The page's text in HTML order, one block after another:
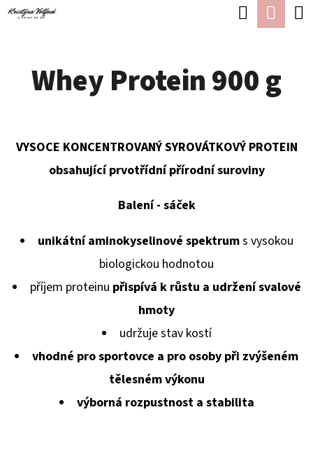
Přejít
Hledat
Whey Protein 900 g
VYSOCE KONCENTROVANÝ SYROVÁTKOVÝ PROTEIN
obsahující prvotřídní přírodní suroviny
Balení - sáček
unikátní aminokyselinové spektrums vysokou
biologickou hodnotou
příjem proteinu přispívá k růstu a udržení svalové
hmoty
udržuje stav kostí
vhodné pro sportovce a pro osoby při zvýšeném
tělesném výkonu
výborná rozpustnost a stabilita
K
P
O
J
E